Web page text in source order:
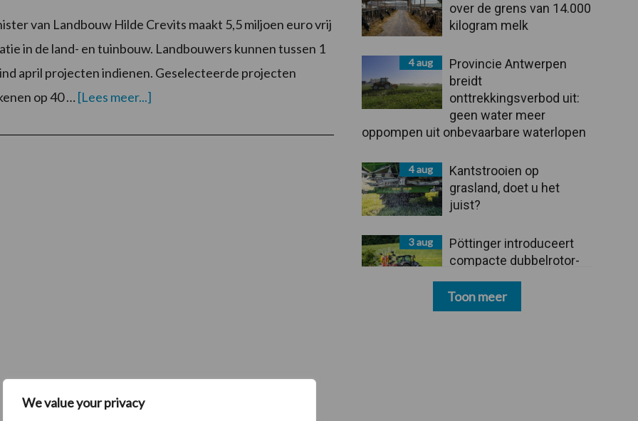
We value your privacy
van Landbouw Hilde Crevits maakt 5,5 miljoen euro vrij
in de land- en tuinbouw. Landbouwers kunnen tussen 1
april projecten indienen. Geselecteerde projecten
op 40 … [Lees meer...]overVLIF-
projectsteun
over de grens van 14.000
kilogram melk
4 aug
Provincie Antwerpen
breidt
onttrekkingsverbod uit:
geen water meer
oppompen uit onbevaarbare waterlopen
4 aug
Kantstrooien op
grasland, doet u het
juist?
3 aug
Pöttinger introduceert
compacte dubbelrotor-
Toon meer